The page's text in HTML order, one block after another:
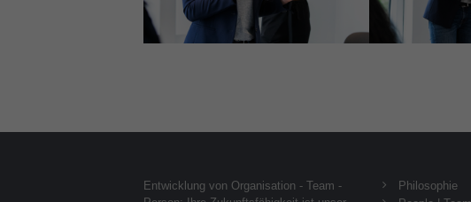
Entwicklung von Organisation - Team -
Philosophie